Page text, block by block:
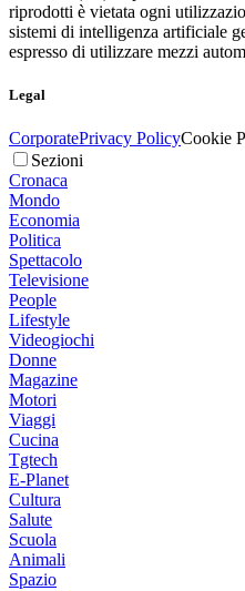
riprodotti è vietata ogni
sistemi di intelligenza artificiale
espresso di utilizzare mezzi
Legal
CorporatePrivacy PolicyCookie
Sezioni
Cronaca
Mondo
Economia
Politica
Spettacolo
Televisione
People
Lifestyle
Videogiochi
Donne
Magazine
Motori
Viaggi
Cucina
Tgtech
E-Planet
Cultura
Salute
Scuola
Animali
Spazio